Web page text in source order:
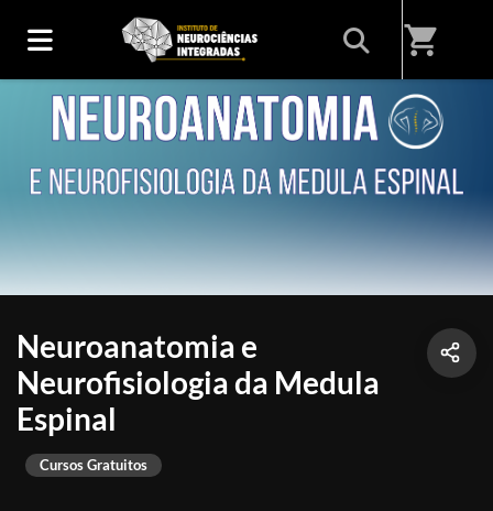
shopping_cart
Neuroanatomia e
Neurofisiologia da Medula
Espinal
Cursos Gratuitos